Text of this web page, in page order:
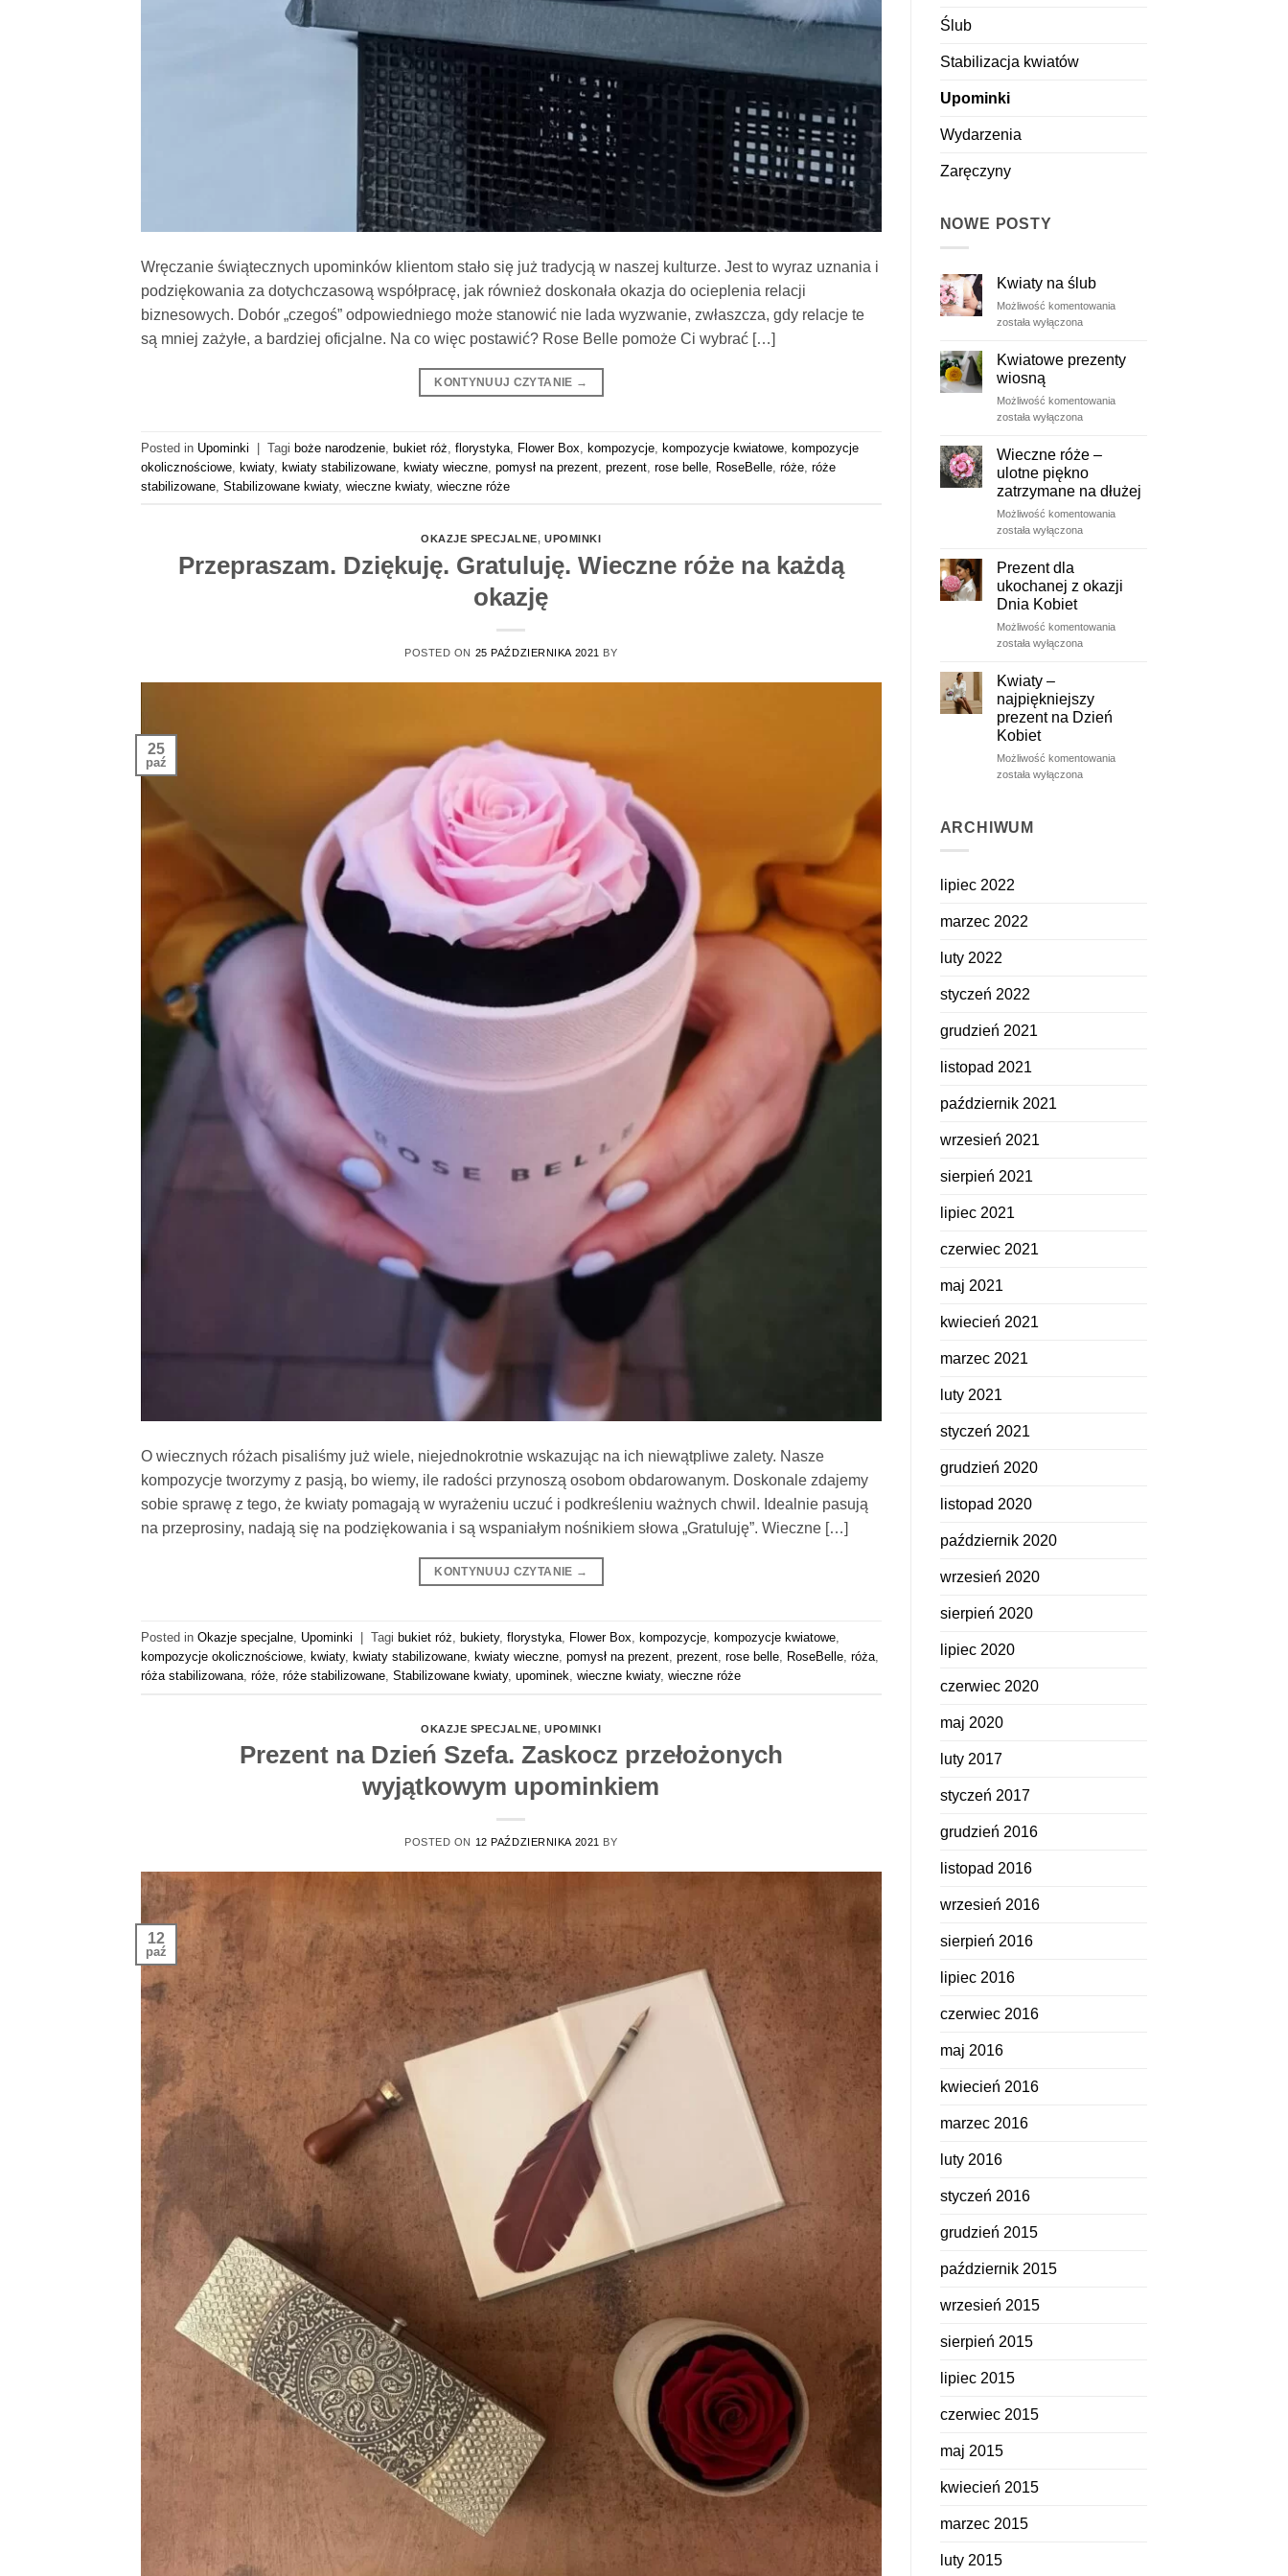
Wręczanie świątecznych upominków klientom stało się już tradycją w naszej kulturze. Jest to wyraz uznania i
podziękowania za dotychczasową współpracę, jak również doskonała okazja do ocieplenia relacji
biznesowych. Dobór „czegoś” odpowiedniego może stanowić nie lada wyzwanie, zwłaszcza, gdy relacje te
są mniej zażyłe, a bardziej oficjalne. Na co więc postawić? Rose Belle pomoże Ci wybrać […]
KONTYNUUJ CZYTANIE →
Posted in Upominki | Tagi boże narodzenie bukiet róż florystyka Flower Box kompozycje kompozycje kwiatowe kompozycje
okolicznościowe kwiaty, kwiaty stabilizowane kwiaty wieczne pomysł na prezent prezent rose belle RoseBelle róże róże
stabilizowane Stabilizowane kwiaty, wieczne kwiaty, wieczne róże
OKAZJE SPECJALNE,UPOMINKI
Przepraszam. Dziękuję. Gratuluję. Wieczne róże na każdą
okazję
POSTED ON 25 PAŹDZIERNIKA 2021 BY
25
paź
O wiecznych różach pisaliśmy już wiele, niejednokrotnie wskazując na ich niewątpliwe zalety. Nasze
kompozycje tworzymy z pasją, bo wiemy, ile radości przynoszą osobom obdarowanym. Doskonale zdajemy
sobie sprawę z tego, że kwiaty pomagają w wyrażeniu uczuć i podkreśleniu ważnych chwil. Idealnie pasują
na przeprosiny, nadają się na podziękowania i są wspaniałym nośnikiem słowa „Gratuluję”. Wieczne […]
KONTYNUUJ CZYTANIE →
Posted in Okazje specjalne Upominki Tagi bukiet róż bukiety, florystyka Flower Box kompozycje kompozycje kwiatowe
kompozycje okolicznościowe
kwiaty, kwiaty stabilizowane kwiaty wieczne pomysł na prezent prezent rose belle RoseBelle róża
róża stabilizowana róże róże stabilizowane Stabilizowane kwiaty, upominek wieczne kwiaty, wieczne róże
OKAZJE SPECJALNE,UPOMINKI
Prezent na Dzień Szefa. Zaskocz przełożonych
wyjątkowym upominkiem
POSTED ON 12 PAŹDZIERNIKA 2021 BY
12
paź
Ślub
Stabilizacja kwiatów
Upominki
Wydarzenia
Zaręczyny
NOWE POSTY
Kwiaty na ślub
Możliwość komentowaniaKwiaty
została wyłączona
Kwiatowe prezenty
wiosną
Możliwość komentowaniaKwiatowe
została wyłączona
Wieczne róże –
ulotne piękno
zatrzymane na dłużej
Możliwość komentowaniaWieczne
piękno
zatrzymane
dłużej
została wyłączona
Prezent dla
ukochanej z okazji
Dnia Kobiet
Możliwość komentowaniaPrezent
została wyłączona
Kwiaty –
najpiękniejszy
prezent na Dzień
Kobiet
Możliwość komentowaniaKwiaty
została wyłączona
ARCHIWUM
lipiec 2022
marzec 2022
luty 2022
styczeń 2022
grudzień 2021
listopad 2021
październik 2021
wrzesień 2021
sierpień 2021
lipiec 2021
czerwiec 2021
maj 2021
kwiecień 2021
marzec 2021
luty 2021
styczeń 2021
grudzień 2020
listopad 2020
październik 2020
wrzesień 2020
sierpień 2020
lipiec 2020
czerwiec 2020
maj 2020
luty 2017
styczeń 2017
grudzień 2016
listopad 2016
wrzesień 2016
sierpień 2016
lipiec 2016
czerwiec 2016
maj 2016
kwiecień 2016
marzec 2016
luty 2016
styczeń 2016
grudzień 2015
październik 2015
wrzesień 2015
sierpień 2015
lipiec 2015
czerwiec 2015
maj 2015
kwiecień 2015
marzec 2015
luty 2015